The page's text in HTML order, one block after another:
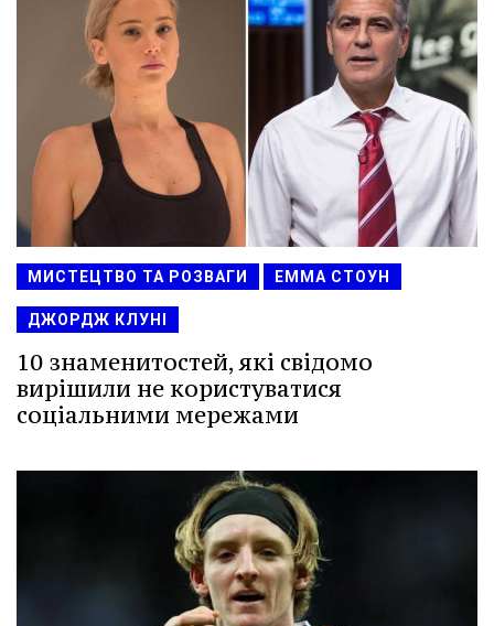
МИСТЕЦТВО ТА РОЗВАГИ ЕММА СТОУН
ДЖОРДЖ КЛУНІ
10 знаменитостей, які свідомо
вирішили не користуватися
соціальними мережами